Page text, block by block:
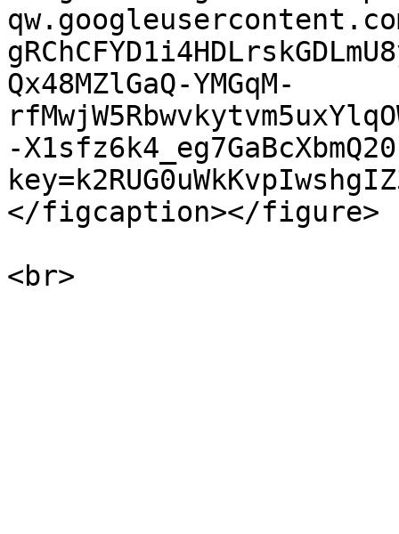
Qx48MZlGaQ-YMGqM-
-
</figcaption></figure>